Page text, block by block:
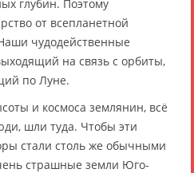
глубин. Поэтому
от всепланетной
чудодейственные
на связь с орбиты,
по Луне.
и космоса землянин, всё
шли туда. Чтобы эти
стали столь же обычными
страшные земли Юго-